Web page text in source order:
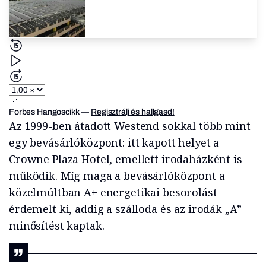
Forbes Hangoscikk— Regisztrálj és hallgasd!
Az 1999-ben átadott Westend sokkal több mint
egy bevásárlóközpont: itt kapott helyet a
Crowne Plaza Hotel, emellett irodaházként is
működik. Míg maga a bevásárlóközpont a
közelmúltban A+ energetikai besorolást
érdemelt ki, addig a szálloda és az irodák „A”
minősítést kaptak.